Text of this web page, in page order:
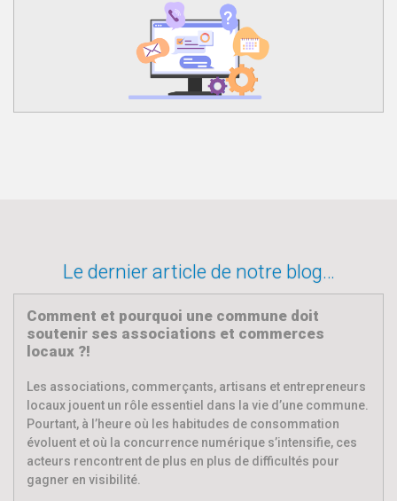
Le dernier article de notre blog…
Comment et pourquoi une commune doit
soutenir ses associations et commerces
locaux ?!
Les associations, commerçants, artisans et entrepreneurs
locaux jouent un rôle essentiel dans la vie d’une commune.
Pourtant, à l’heure où les habitudes de consommation
évoluent et où la concurrence numérique s’intensifie, ces
acteurs rencontrent de plus en plus de difficultés pour
gagner en visibilité.